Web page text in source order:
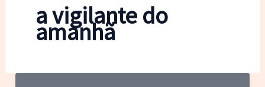
a vigilante do
amanhã